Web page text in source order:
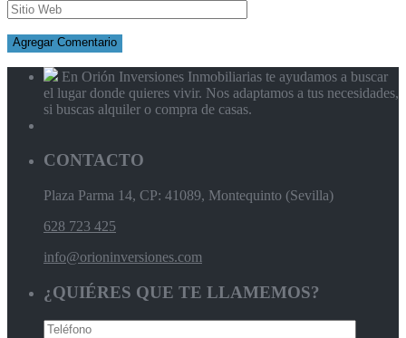
En Orión Inversiones Inmobiliarias te ayudamos a buscar
el lugar donde quieres vivir. Nos adaptamos a tus necesidades,
si buscas alquiler o compra de casas.
CONTACTO
Plaza Parma 14, CP: 41089, Montequinto (Sevilla)
628 723 425
info@orioninversiones.com
¿QUIÉRES QUE TE LLAMEMOS?